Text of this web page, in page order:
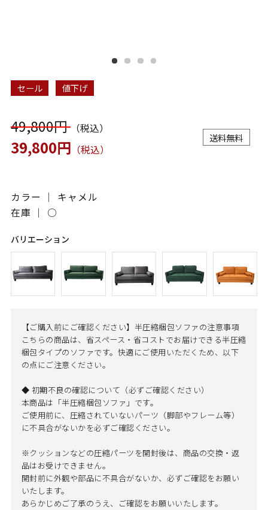
セール 値下げ
49,800円（税込）
39,800円 （税込）
送料無料
カラー ｜ キャメル
在庫 ｜ ○
バリエーション
【ご購入前にご確認ください】半圧縮梱包ソファの注意事項
こちらの商品は、省スペース・省コストでお届けできる半圧縮
梱包タイプのソファです。快適にご使用いただくため、以下
の点にご注意ください。
◆ 初期不良の確認について（必ずご確認ください）
本商品は「半圧縮梱包ソファ」です。
ご使用前に、圧縮されていないパーツ（脚部やフレーム等）
に不具合がないかを必ずご確認ください。
※クッションなどの圧縮パーツを開封後は、商品の交換・返
品はお受けできません。
開封前に外観や部品に不具合がないか、必ずご確認をお願い
いたします。
あらかじめご了承のうえ、ご確認をお願いいたします。